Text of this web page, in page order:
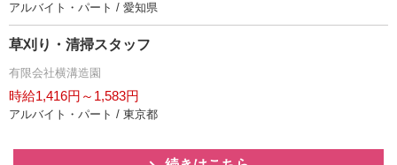
アルバイト・パート / 愛知県
草刈り・清掃スタッフ
有限会社横溝造園
時給1,416円～1,583円
アルバイト・パート / 東京都